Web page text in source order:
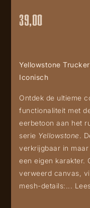
39,00
Yellowstone
Iconisch
Ontdek de ultieme
functionaliteit met
eerbetoon aan het
serie Yellowstone.
verkrijgbaar in
een eigen karakter.
verweerd canvas,
mesh-details:...